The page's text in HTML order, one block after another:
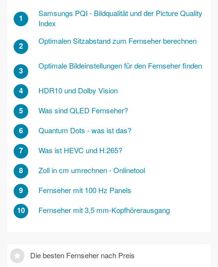
1
Samsungs PQI - Bildqualität und der Picture Quality
Index
2 Optimalen Sitzabstand zum Fernseher berechnen
3 Optimale Bildeinstellungen für den Fernseher finden
4 HDR10 und Dolby Vision
5 Was sind QLED Fernseher?
6 Quantum Dots - was ist das?
7 Was ist HEVC und H.265?
8 Zoll in cm umrechnen - Onlinetool
9 Fernseher mit 100 Hz Panels
10 Fernseher mit 3,5 mm-Kopfhörerausgang
Die besten Fernseher nach Preis